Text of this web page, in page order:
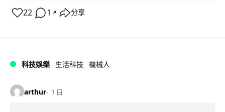
22 1 ↗ 分享
科技娛樂 生活科技 機械人
arthur 1 日